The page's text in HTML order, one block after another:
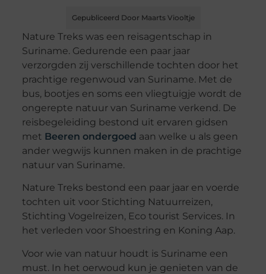
Gepubliceerd Door Maarts Viooltje
Nature Treks was een reisagentschap in
Suriname. Gedurende een paar jaar
verzorgden zij verschillende tochten door het
prachtige regenwoud van Suriname. Met de
bus, bootjes en soms een vliegtuigje wordt de
ongerepte natuur van Suriname verkend. De
reisbegeleiding bestond uit ervaren gidsen
met Beeren ondergoed aan welke u als geen
ander wegwijs kunnen maken in de prachtige
natuur van Suriname.
Nature Treks bestond een paar jaar en voerde
tochten uit voor Stichting Natuurreizen,
Stichting Vogelreizen, Eco tourist Services. In
het verleden voor Shoestring en Koning Aap.
Voor wie van natuur houdt is Suriname een
must. In het oerwoud kun je genieten van de